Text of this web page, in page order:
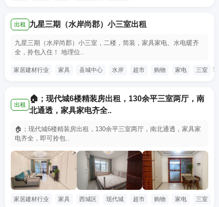
出租 九星三期（水岸尚郡）小三室出租
九星三期（水岸尚郡）小三室，二楼，简装，家具家电、水电暖齐
全，拎包入住！ 地理位..
家居建材行业 家具 县城中心 水岸 超市 购物 家电 三室
出租
🏠；现代城6楼精装房出租，130余平三室两厅，南
北通透，家具家电齐全..
🏠；现代城6楼精装房出租，130余平三室两厅，南北通透，家具家
电齐全，即可拎包..
家居建材行业 家具 西城区 现代城 超市 购物 家电 三室